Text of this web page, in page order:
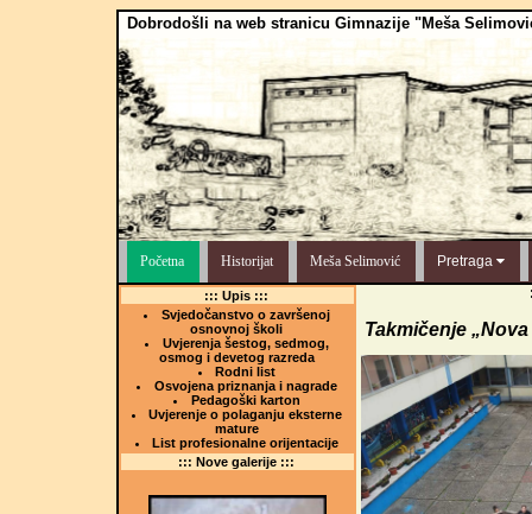
Dobrodošli na web stranicu Gimnazije "Meša
Početna Historijat Meša Selimović Pretraga
::: Upis :::
Svjedočanstvo o završenoj
osnovnoj školi
Uvjerenja šestog, sedmog,
osmog i devetog razreda
Rodni list
Osvojena priznanja i nagrade
Pedagoški karton
Uvjerenje o polaganju eksterne
mature
List profesionalne orijentacije
::: Nove galerije :::
Takmičenje